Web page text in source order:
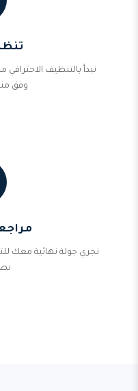
نبدأ بالتنظيف
وفق
نجري جولة نهائية معك